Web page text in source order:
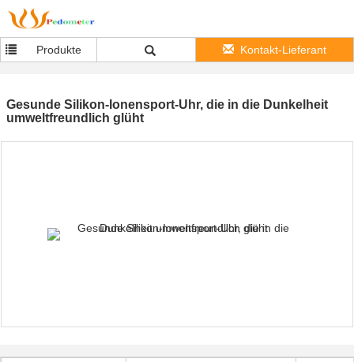
Produkte Kontakt-Lieferant
Gesunde Silikon-Ionensport-Uhr, die in die Dunkelheit
umweltfreundlich glüht